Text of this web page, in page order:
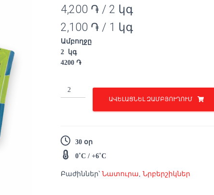
4,200 ֏ / 2 կգ
2,100 ֏ / 1 կգ
Ամբողջը
2 կգ
4200 ֏
Սարդելկա
quantity
ԱՎԵԼԱՑՆԵԼ ԶԱՄԲՅՈՒՂՈՒՄ
30 օր
0˚C / +6˚C
Բաժիններ՝ Նատուրա, Նրբերշիկներ